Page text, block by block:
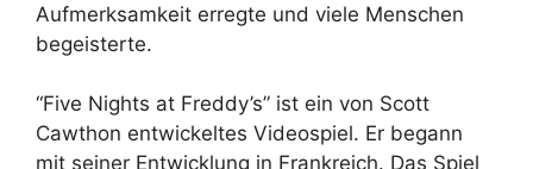
Aufmerksamkeit erregte und viele Menschen
begeisterte.
“Five Nights at Freddy’s” ist ein von Scott
Cawthon entwickeltes Videospiel. Er begann
mit seiner Entwicklung in Frankreich. Das Spiel